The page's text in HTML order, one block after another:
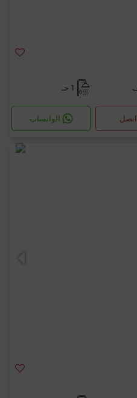
1 حـ
اتصل الواتساب